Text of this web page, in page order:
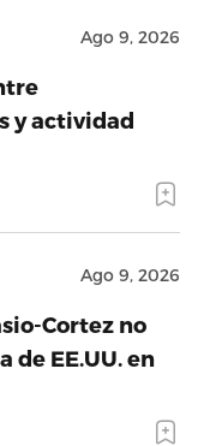
Ago 9, 2026
y actividad
Ago 9, 2026
Cortez no
de EE.UU. en